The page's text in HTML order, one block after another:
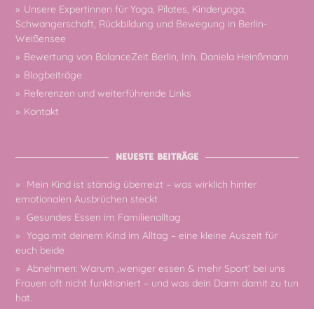
Unsere Expertinnen für Yoga, Pilates, Kinderyoga,
Schwangerschaft, Rückbildung und Bewegung in Berlin-
Weißensee
Bewertung von BalanceZeit Berlin, Inh. Daniela Heinßmann
Blogbeiträge
Referenzen und weiterführende Links
Kontakt
NEUESTE BEITRÄGE
Mein Kind ist ständig überreizt – was wirklich hinter
emotionalen Ausbrüchen steckt
Gesundes Essen im Familienalltag
Yoga mit deinem Kind im Alltag – eine kleine Auszeit für
euch beide
Abnehmen: Warum ‚weniger essen & mehr Sport‘ bei uns
Frauen oft nicht funktioniert – und was dein Darm damit zu tun
hat.